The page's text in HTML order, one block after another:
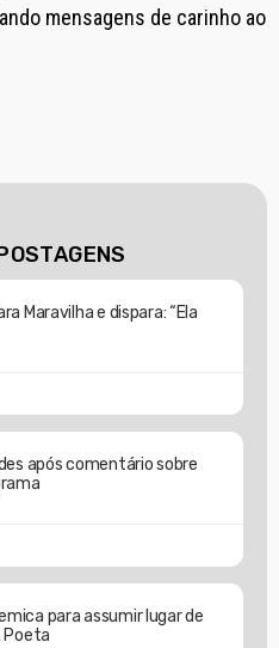
mensagens de carinho ao
Maravilha e dispara: “Ela
após comentário sobre
para assumir lugar de
Poeta